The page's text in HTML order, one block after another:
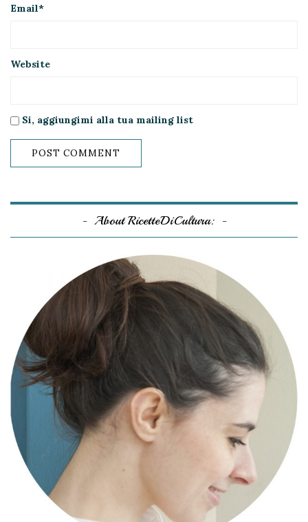
Email*
Website
Si, aggiungimi alla tua mailing list
About RicetteDiCultura: